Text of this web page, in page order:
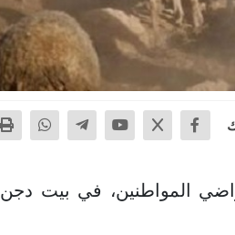
المواطنين، في بيت دجن